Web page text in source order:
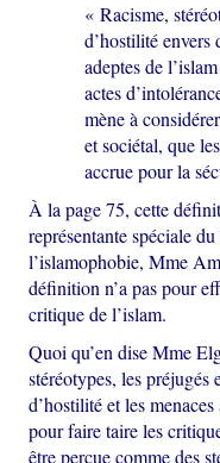
« Racisme,
d’hostilité envers
adeptes de
actes
mène à
et sociétal, que
accrue pour la
À la page 75, cette
représentante spéciale
l’islamophobie, Mme
définition n’a pas pour
critique de l’islam.
Quoi qu’en dise Mme
stéréotypes, les préjugés
d’hostilité et les
pour faire taire les
être perçue comme des